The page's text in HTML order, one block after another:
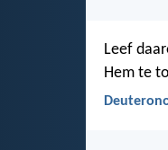
Leef
Hem te